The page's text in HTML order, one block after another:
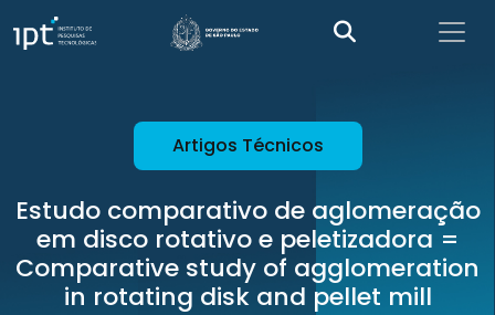
Artigos Técnicos
Estudo comparativo de aglomeração
em disco rotativo e peletizadora =
Comparative study of agglomeration
in rotating disk and pellet mill